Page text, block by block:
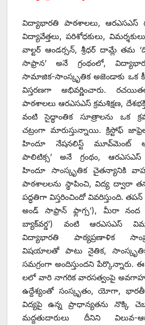
విద్యాభారతి పాఠశాలలు, ఆరఎసఎస్
విద్యావేత్తలు, పరిశోధకులు,
వాల్టర్ ఆండర్సన్, శ్రీధర్ దామ్లే తమ
సాఫ్రాన’ అనే గ్రంథంలో,
సామాజిక-సాంస్కృతిక అజెండాకు ఒక
విస్తరణగా అభివర్ణించారు.
పాఠశాలలు ఆరఎసఎస్ క్రమశిక్షణ,
వంటి సైద్ధాంతిక సూత్రాలను ఒక
చట్రంగా మారుస్తున్నాయి. క్రిస్టోఫ్
హిందూ నేషనలిస్ట్ మూవ్‌మెంట్
పాలిటిక్స’ అనే గ్రంథం, ఆరఎసఎస్
హిందూ సాంస్కృతిక చైతన్యానికి
పాఠశాలలను స్థాపించి, విద్య ద్వారా
పద్ధతిగా విస్తరించిందో వివరిస్తుంది.
అండ్ సాఫ్రాన్ ఫ్లాగ్స’), మీరా నంద
బ్యాక్‌వర్డ’) వంటి ఆరఎసఎస్
విద్యాభారతి పాఠ్యప్రణాళిక
విషయాలతో పాటు నైతిక,
సమగ్రంగా అందిస్తుందని పేర్కొన్నారు. ఈ
లలో వారి నాగరిక వారసత్వంపై
ఉద్దేశ్యంతో సంస్కృతం, యోగా,
విద్యపై ఉన్న ప్రాధాన్యతను నొక్కి
మద్దతుదారులు దీనిని